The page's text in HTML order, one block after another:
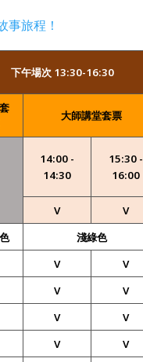
事旅程！
下午場次 13:30-16:30
大師講堂套票
14:00 -
14:30
15:30 -
16:00
V
V
淺綠色
V V
V V
V V
V V